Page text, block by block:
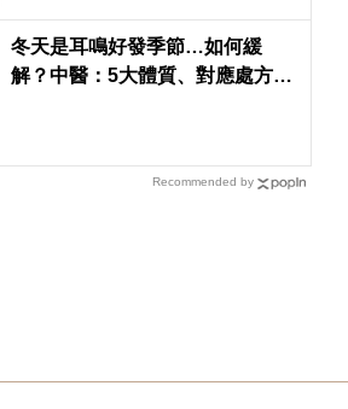
冬天是耳鳴好發季節…如何緩
解？中醫：5大體質、對應處方一
Recommended by